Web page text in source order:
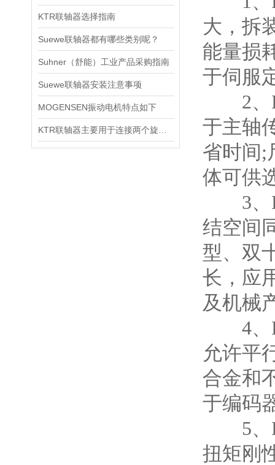
KTR联轴器选择指南
Suewe联轴器都有哪些类别呢？
Suhner（舒能）工业产品采购指南
Suewe联轴器安装注意事项
MOGENSEN振动电机特点如下
大，拆
能量损
于伺服
2、
于主轴
省时间;
体可供
3、
结空间
型、双
长，应
及机械
4、
允许平
合金和
于编码
5、
扭矩刚